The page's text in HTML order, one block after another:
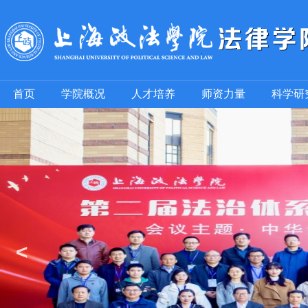
首页 学院概况 人才培养 师资力量 科学研
<